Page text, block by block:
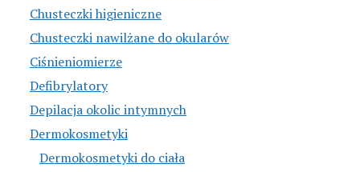
Chusteczki higieniczne
Chusteczki nawilżane do okularów
Ciśnieniomierze
Defibrylatory
Depilacja okolic intymnych
Dermokosmetyki
Dermokosmetyki do ciała